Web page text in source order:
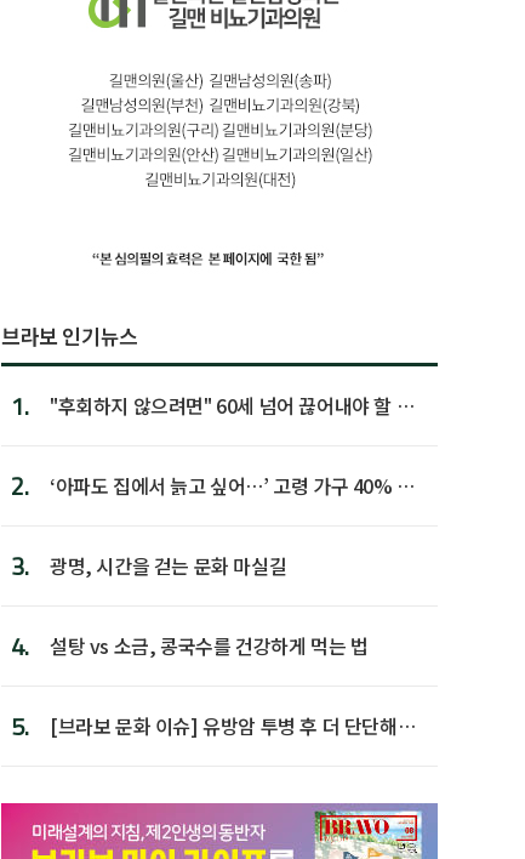
브라보 인기뉴스
1.
"후회하지 않으려면" 60세 넘어 끊어내야 할 사
2.
‘아파도 집에서 늙고 싶어…’ 고령 가구 40% 노
3. 광명, 시간을 걷는 문화 마실길
4. 설탕 vs 소금, 콩국수를 건강하게 먹는 법
5.
[브라보 문화 이슈] 유방암 투병 후 더 단단해진